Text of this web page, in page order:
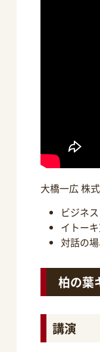
大橋一広 株
ビジネ
イトー
対話の
柏の葉
講演